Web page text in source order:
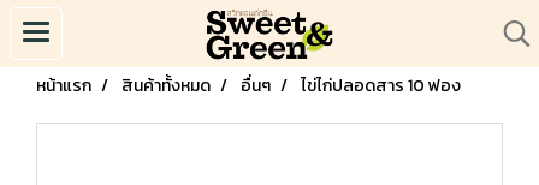
หน้าแรก สินค้าทั้งหมด อื่นๆ ไข่ไก่ปลอดสาร 10 ฟอง